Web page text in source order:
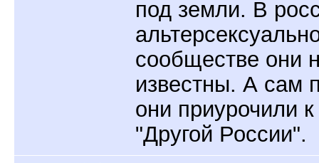
под земли. В
сообществе они
известны. А сам
они приурочили
"Другой России".